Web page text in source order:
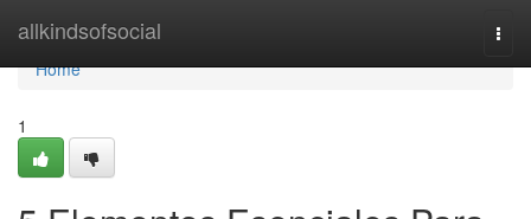
allkindsofsocial
Home
Home
1